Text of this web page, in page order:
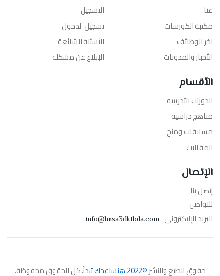
عنا
مكتبة الكورسات
آخر الوظائف
الأخبار والمدونات
التسجيل
تسجيل الدخول
الأسئلة الشائعة
الإبلاغ عن مشكلة
الأقسام
الدورات التدريبيه
مناهج دراسيه
مسابقات ومنح
المقالات
الإتصال
إتصل بنا
للتواصل
البريد الإليكتروني info@hnsa3dktbda.com
حقوق الطبع والنشر©2022 هنساعدك تبدأ . كل الحقوق محفوظة.